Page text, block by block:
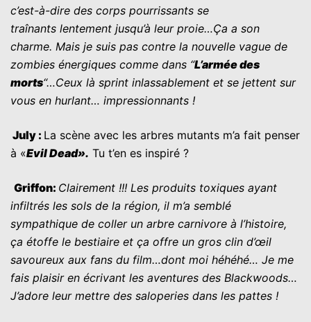
c’est-à-dire des corps pourrissants se
traînants lentement jusqu’à leur proie…Ça a son
charme. Mais je suis pas contre la nouvelle vague de
zombies énergiques comme dans “L’armée des
morts“…Ceux là sprint inlassablement et se jettent sur
vous en hurlant… impressionnants !
July : La scène avec les arbres mutants m’a fait penser
à «Evil Dead». Tu t’en es inspiré ?
Griffon: Clairement !!! Les produits toxiques ayant
infiltrés les sols de la région, il m’a semblé
sympathique de coller un arbre carnivore à l’histoire,
ça étoffe le bestiaire et ça offre un gros clin d’œil
savoureux aux fans du film…dont moi héhéhé… Je me
fais plaisir en écrivant les aventures des Blackwoods…
J’adore leur mettre des saloperies dans les pattes !